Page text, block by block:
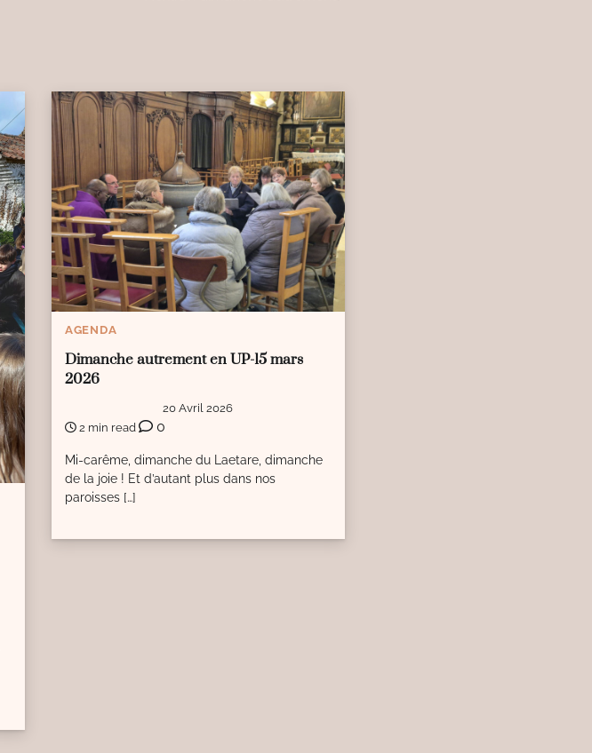
AGENDA
Dimanche autrement en UP-15 mars
2026
20 Avril 2026
2 min read
0
Mi-carême, dimanche du Laetare, dimanche
de la joie ! Et d’autant plus dans nos
paroisses […]